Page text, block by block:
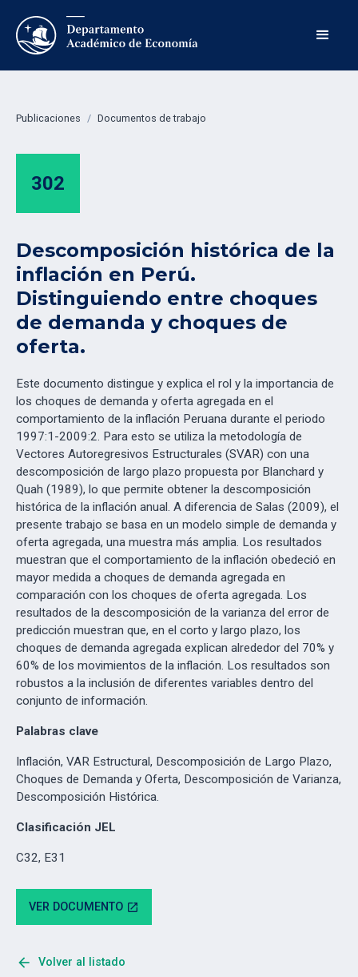
Publicaciones / Documentos de trabajo
302
Descomposición histórica de la
inflación en Perú.
Distinguiendo entre choques
de demanda y choques de
oferta.
Este documento distingue y explica el rol y la importancia de
los choques de demanda y oferta agregada en el
comportamiento de la inflación Peruana durante el periodo
1997:1-2009:2. Para esto se utiliza la metodología de
Vectores Autoregresivos Estructurales (SVAR) con una
descomposición de largo plazo propuesta por Blanchard y
Quah (1989), lo que permite obtener la descomposición
histórica de la inflación anual. A diferencia de Salas (2009), el
presente trabajo se basa en un modelo simple de demanda y
oferta agregada, una muestra más amplia. Los resultados
muestran que el comportamiento de la inflación obedeció en
mayor medida a choques de demanda agregada en
comparación con los choques de oferta agregada. Los
resultados de la descomposición de la varianza del error de
predicción muestran que, en el corto y largo plazo, los
choques de demanda agregada explican alrededor del 70% y
60% de los movimientos de la inflación. Los resultados son
robustos a la inclusión de diferentes variables dentro del
conjunto de información.
Palabras clave
Inflación, VAR Estructural, Descomposición de Largo Plazo,
Choques de Demanda y Oferta, Descomposición de Varianza,
Descomposición Histórica.
Clasificación JEL
C32, E31
VER DOCUMENTO open_in_new
arrow_back Volver al listado